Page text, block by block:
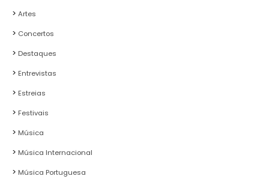
Artes
Concertos
Destaques
Entrevistas
Estreias
Festivais
Música
Música Internacional
Música Portuguesa